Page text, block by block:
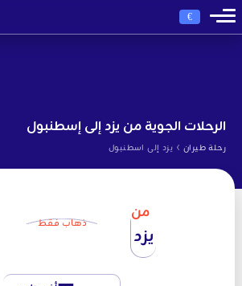
€
الرحلات الجوية من يزد إلى إسطنبول
رحلة طيران › يزد إلى اسطنبول
من
يزد ذهاب فقط